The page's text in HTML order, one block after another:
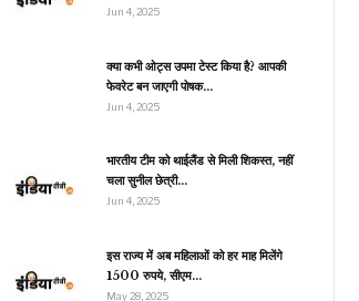
Jun 4, 2025
क्या कभी ओट्स उपमा टेस्ट किया है? आपकी
फेवरेट बन जाएगी पोषक…
Jun 4, 2025
भारतीय टीम को थाईलैंड से मिली शिकस्त, नहीं
चला सुनील छेत्री…
Jun 4, 2025
इस राज्य में अब महिलाओं को हर माह मिलेंगे
1500 रुपये, सीएम…
May 28, 2025